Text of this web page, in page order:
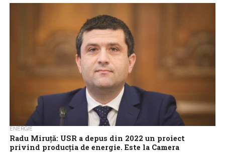
externă) au crescut, în luna iunie 2026, cu 0,8% faţă de luna mai...
ENERGIE
Radu Miruță: USR a depus din 2022 un proiect
privind producția de energie. Este la Camera